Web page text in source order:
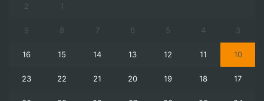
1
2
3
4
5
6
7
8
9
10
11
12
13
14
15
16
17
18
19
20
21
22
23